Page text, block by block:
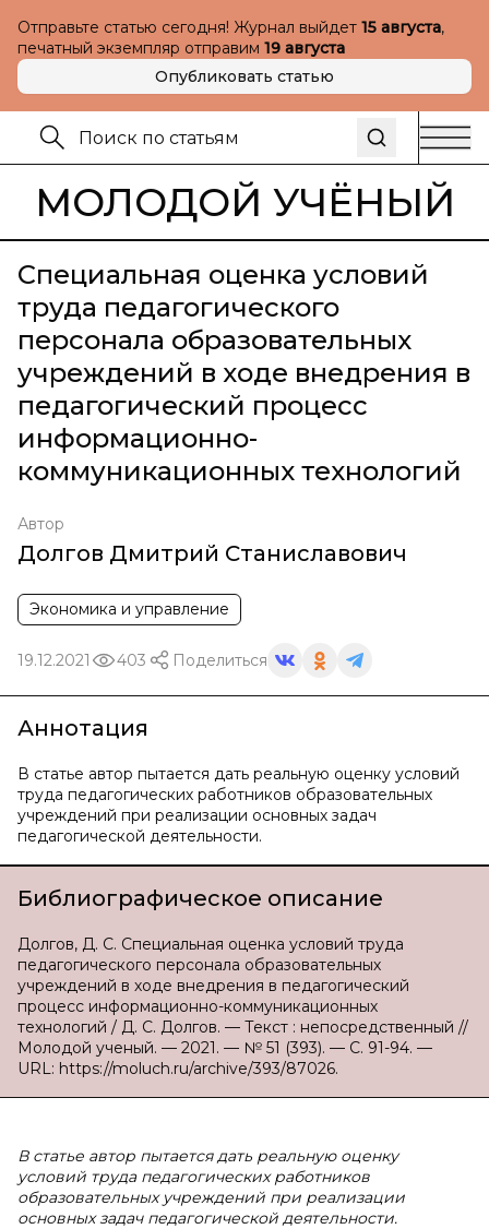
Отправьте статью сегодня! Журнал выйдет 15 августа,
печатный экземпляр отправим 19 августа
Опубликовать статью
МОЛОДОЙ УЧЁНЫЙ
Специальная оценка условий
труда педагогического
персонала образовательных
учреждений в ходе внедрения в
педагогический процесс
информационно-
коммуникационных технологий
Автор
Долгов Дмитрий Станиславович
Экономика и управление
19.12.2021 403 Поделиться
Аннотация
В статье автор пытается дать реальную оценку условий
труда педагогических работников образовательных
учреждений при реализации основных задач
педагогической деятельности.
Библиографическое описание
Долгов, Д. С. Специальная оценка условий труда
педагогического персонала образовательных
учреждений в ходе внедрения в педагогический
процесс информационно-коммуникационных
технологий / Д. С. Долгов. — Текст : непосредственный //
Молодой ученый. — 2021. — № 51 (393). — С. 91-94. —
URL: https://moluch.ru/archive/393/87026.
В статье автор пытается дать реальную оценку
условий труда педагогических работников
образовательных учреждений при реализации
основных задач педагогической деятельности.